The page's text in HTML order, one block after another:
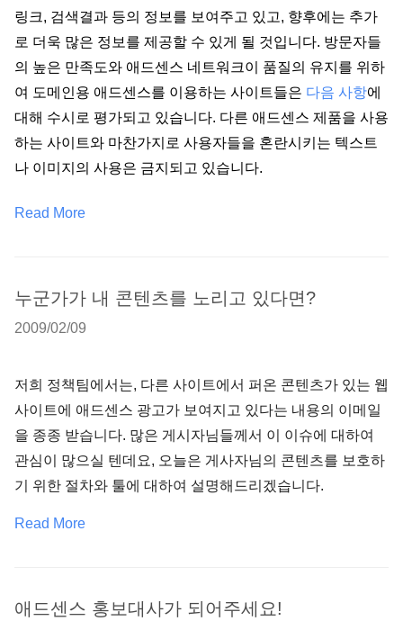
링크, 검색결과 등의 정보를 보여주고 있고, 향후에는 추가
로 더욱 많은 정보를 제공할 수 있게 될 것입니다. 방문자들
의 높은 만족도와 애드센스 네트워크이 품질의 유지를 위하
여 도메인용 애드센스를 이용하는 사이트들은 다음 사항에
대해 수시로 평가되고 있습니다. 다른 애드센스 제품을 사용
하는 사이트와 마찬가지로 사용자들을 혼란시키는 텍스트
나 이미지의 사용은 금지되고 있습니다.
Read More
누군가가 내 콘텐츠를 노리고 있다면?
2009/02/09
저희 정책팀에서는, 다른 사이트에서 퍼온 콘텐츠가 있는 웹
사이트에 애드센스 광고가 보여지고 있다는 내용의 이메일
을 종종 받습니다. 많은 게시자님들께서 이 이슈에 대하여
관심이 많으실 텐데요, 오늘은 게사자님의 콘텐츠를 보호하
기 위한 절차와 툴에 대하여 설명해드리겠습니다.
Read More
애드센스 홍보대사가 되어주세요!